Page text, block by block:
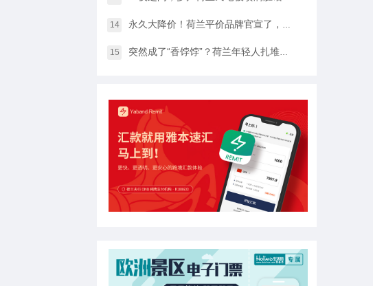
14 永久大降价！荷兰平价品牌官宣了，将硬扛Temu和SHEIN
15 突然成了“香饽饽”？荷兰年轻人扎堆当老师，发生了什么？